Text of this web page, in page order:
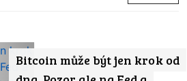
Bitcoin může být jen krok od